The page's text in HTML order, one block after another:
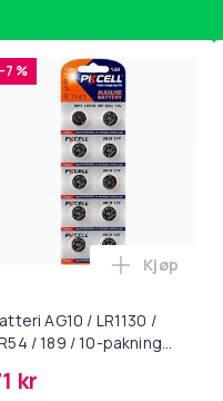
yoga og
for Bose QC35 I/II, QC25,
-7 %
AG10 / LR1130 /
/ 189 / 10-pakning
kr
Legg
Kjøp